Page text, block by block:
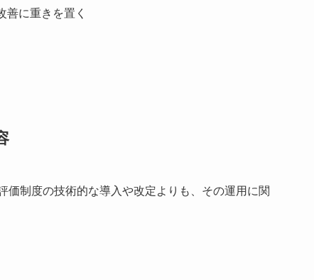
善に重きを置く
価制度の技術的な導入や改定よりも、その運用に関